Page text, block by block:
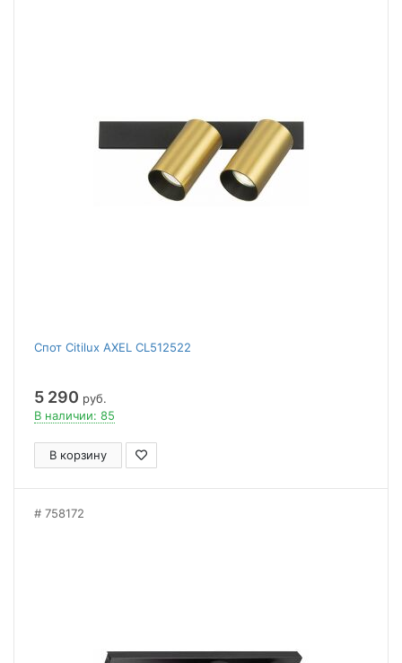
Спот Citilux AXEL CL512522
5 290 руб.
В наличии: 85
В корзину
758172